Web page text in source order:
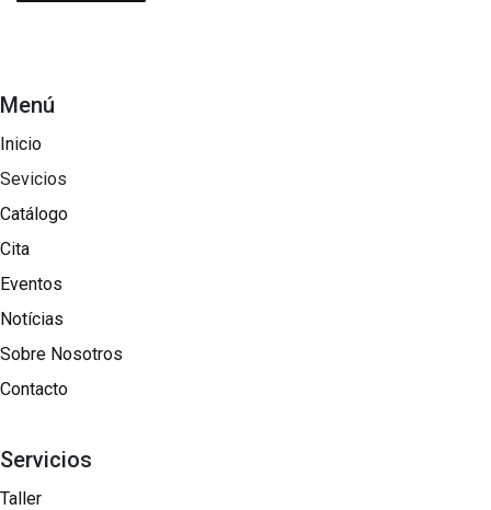
Menú
Inicio
Sevicios
Catálogo
Cita
Eventos
Notícias
Sobre Nosotros​
Contacto
Servicios
Taller